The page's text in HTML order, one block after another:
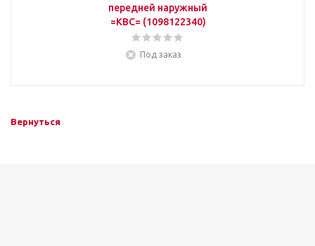
передней наружный
=KBC= (1098122340)
Под заказ
Вернуться